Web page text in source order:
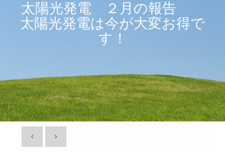
太陽光発電 ２月の報告
太陽光発電は今が大変お得で
す！